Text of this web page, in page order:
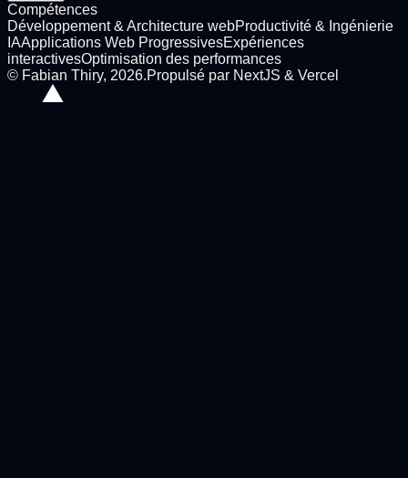
Compétences
Développement & Architecture webProductivité & Ingénierie
IAApplications Web ProgressivesExpériences
interactivesOptimisation des performances
© Fabian Thiry, 2026.Propulsé par NextJS & Vercel